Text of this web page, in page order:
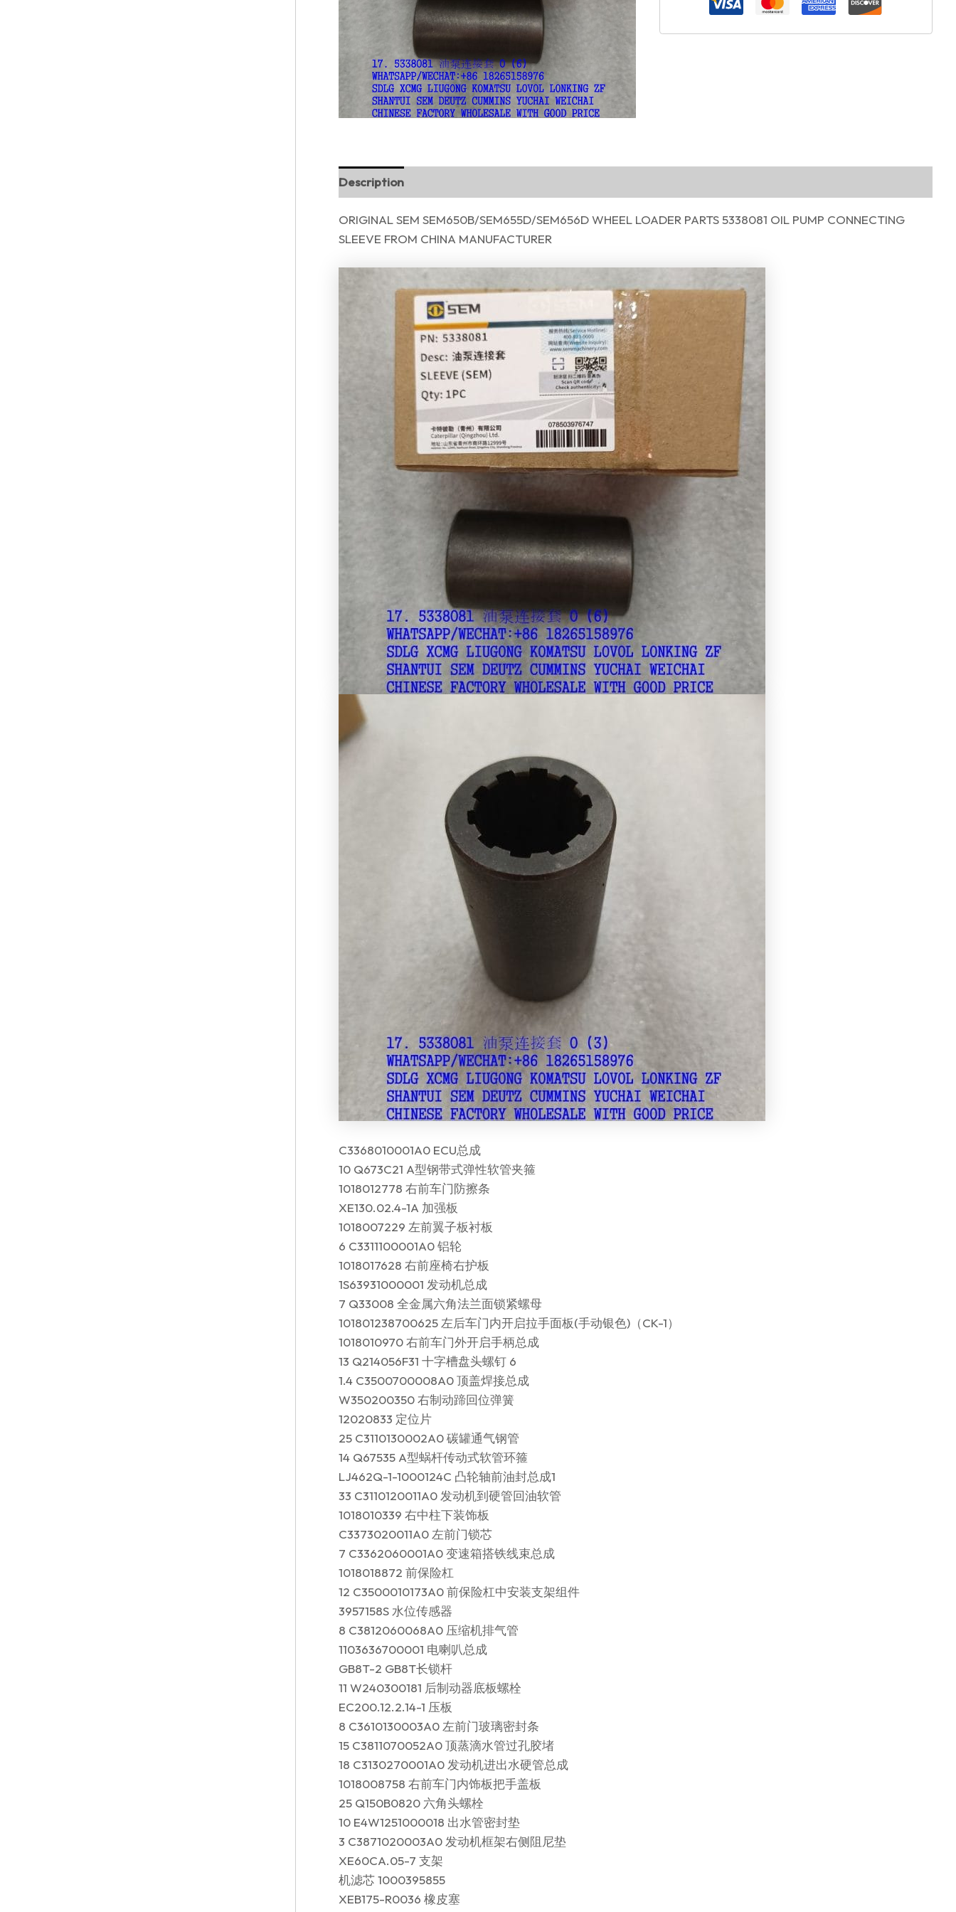
Description
ORIGINAL SEM SEM650B/SEM655D/SEM656D WHEEL LOADER PARTS 5338081 OIL PUMP CONNECTING
SLEEVE FROM CHINA MANUFACTURER
C3368010001A0 ECU总成
10 Q673C21 A型钢带式弹性软管夹箍
1018012778 右前车门防擦条
XE130.02.4-1A 加强板
1018007229 左前翼子板衬板
6 C3311100001A0 铝轮
1018017628 右前座椅右护板
1S63931000001 发动机总成
7 Q33008 全金属六角法兰面锁紧螺母
101801238700625 左后车门内开启拉手面板(手动银色)（CK-1）
1018010970 右前车门外开启手柄总成
13 Q214056F31 十字槽盘头螺钉 6
1.4 C3500700008A0 顶盖焊接总成
W350200350 右制动蹄回位弹簧
12020833 定位片
25 C3110130002A0 碳罐通气钢管
14 Q67535 A型蜗杆传动式软管环箍
LJ462Q-1-1000124C 凸轮轴前油封总成1
33 C3110120011A0 发动机到硬管回油软管
1018010339 右中柱下装饰板
C3373020011A0 左前门锁芯
7 C3362060001A0 变速箱搭铁线束总成
1018018872 前保险杠
12 C3500010173A0 前保险杠中安装支架组件
3957158S 水位传感器
8 C3812060068A0 压缩机排气管
1103636700001 电喇叭总成
GB8T-2 GB8T长锁杆
11 W240300181 后制动器底板螺栓
EC200.12.2.14-1 压板
8 C3610130003A0 左前门玻璃密封条
15 C3811070052A0 顶蒸滴水管过孔胶堵
18 C3130270001A0 发动机进出水硬管总成
1018008758 右前车门内饰板把手盖板
25 Q150B0820 六角头螺栓
10 E4W1251000018 出水管密封垫
3 C3871020003A0 发动机框架右侧阻尼垫
XE60CA.05-7 支架
机滤芯 1000395855
XEB175-R0036 橡皮塞